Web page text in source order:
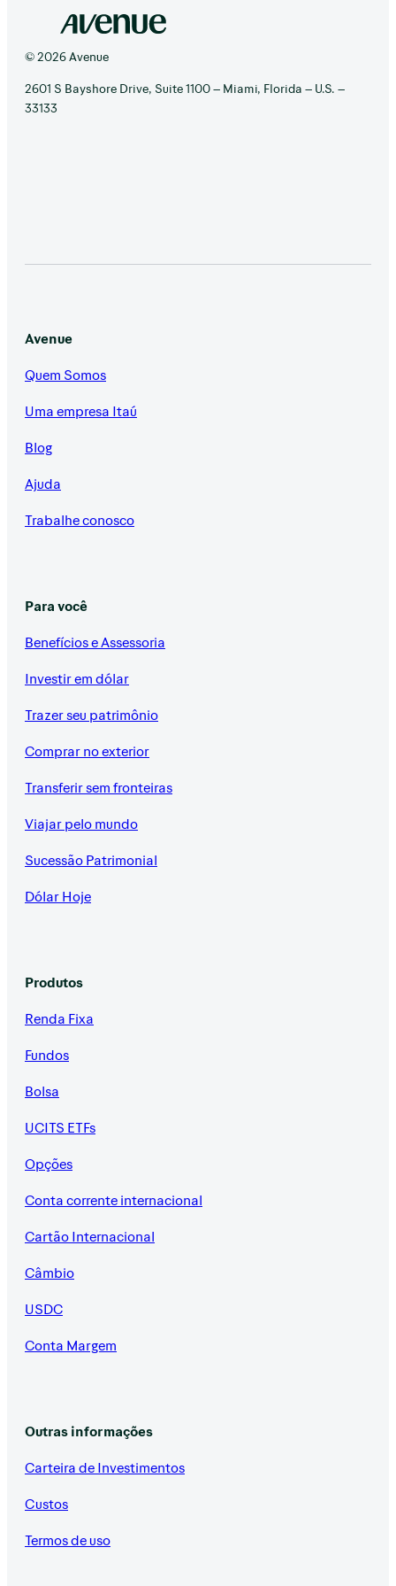
© 2026 Avenue
2601 S Bayshore Drive, Suite 1100 – Miami, Florida – U.S. –
33133
Avenue
Quem Somos
Uma empresa Itaú
Blog
Ajuda
Trabalhe conosco
Para você
Benefícios e Assessoria
Investir em dólar
Trazer seu patrimônio
Comprar no exterior
Transferir sem fronteiras
Viajar pelo mundo
Sucessão Patrimonial
Dólar Hoje
Produtos
Renda Fixa
Fundos
Bolsa
UCITS ETFs
Opções
Conta corrente internacional
Cartão Internacional
Câmbio
USDC
Conta Margem
Outras informações
Carteira de Investimentos
Custos
Termos de uso